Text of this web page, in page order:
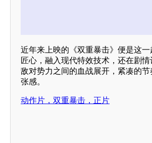
近年来上映的《双重暴击》便是这
匠心，融入现代特效技术，还在剧
敌对势力之间的血战展开，紧凑的
张感。
动作片，双重暴击，正片